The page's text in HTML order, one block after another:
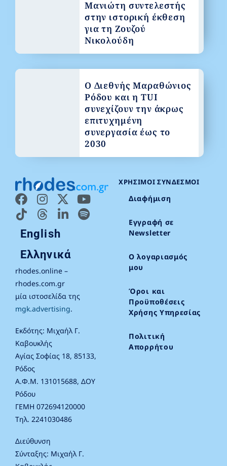
English
Ελληνικά
rhodes.online –
rhodes.com.gr
μία ιστοσελίδα της
mgk.advertising.
Εκδότης: Μιχαήλ Γ.
Καβουκλής
Αγίας Σοφίας 18, 85133,
Ρόδος
Α.Φ.Μ. 131015688, ΔΟΥ
Ρόδου
ΓΕΜΗ 072694120000
Τηλ. 2241030486
Διεύθυνση
Σύνταξης: Μιχαήλ Γ.
ΧΡΉΣΙΜΟΙ ΣΎΝΔΕΣΜΟΙ
Διαφήμιση
Εγγραφή σε
Newsletter
Ο λογαριασμός
μου
Όροι και
Προϋποθέσεις
Χρήσης Υπηρεσίας
Πολιτική
Απορρήτου
Μανιώτη συντελεστής
στην ιστορική έκθεση
για τη Ζουζού
Νικολούδη
Ο Διεθνής Μαραθώνιος
Ρόδου και η TUI
συνεχίζουν την άκρως
επιτυχημένη
συνεργασία έως το
2030